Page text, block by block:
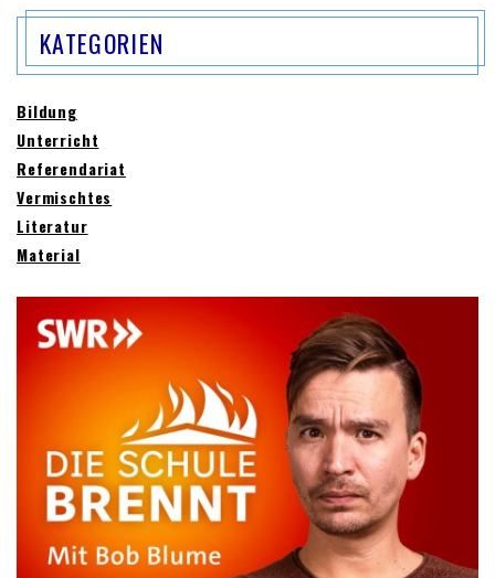
KATEGORIEN
Bildung
Unterricht
Referendariat
Vermischtes
Literatur
Material